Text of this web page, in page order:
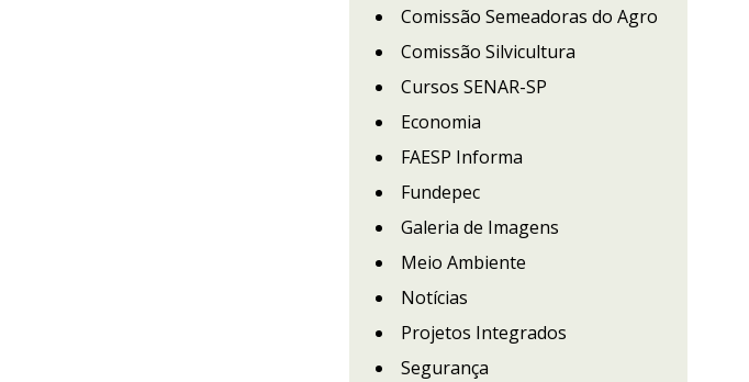
Comissão Semeadoras do Agro
Comissão Silvicultura
Cursos SENAR-SP
Economia
FAESP Informa
Fundepec
Galeria de Imagens
Meio Ambiente
Notícias
Projetos Integrados
Segurança